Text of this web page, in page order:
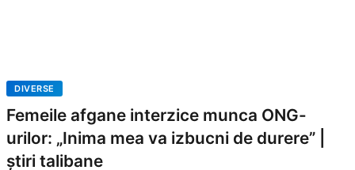
DIVERSE
Femeile afgane interzice munca ONG-
urilor: „Inima mea va izbucni de durere” |
știri talibane